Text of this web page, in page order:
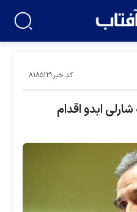
کد خبر:۸۱۸۵۱۳
ابدو اقدام